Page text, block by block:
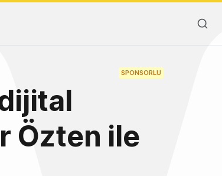
SPONSORLU
Özten ile